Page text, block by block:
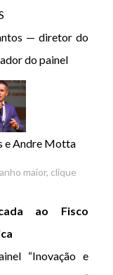
— diretor do
do painel
e Andre Motta
maior, clique
ao Fisco
“Inovação e